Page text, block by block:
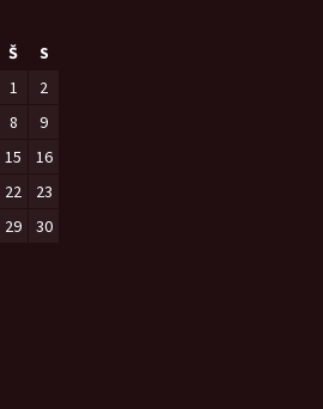
Š
S
1
2
8
9
15
16
22
23
29
30